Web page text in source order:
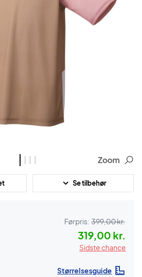
Zoom
Se tilbehør
Førpris: 399,00 kr.
319,00 kr.
Sidste chance
Størrelsesguide